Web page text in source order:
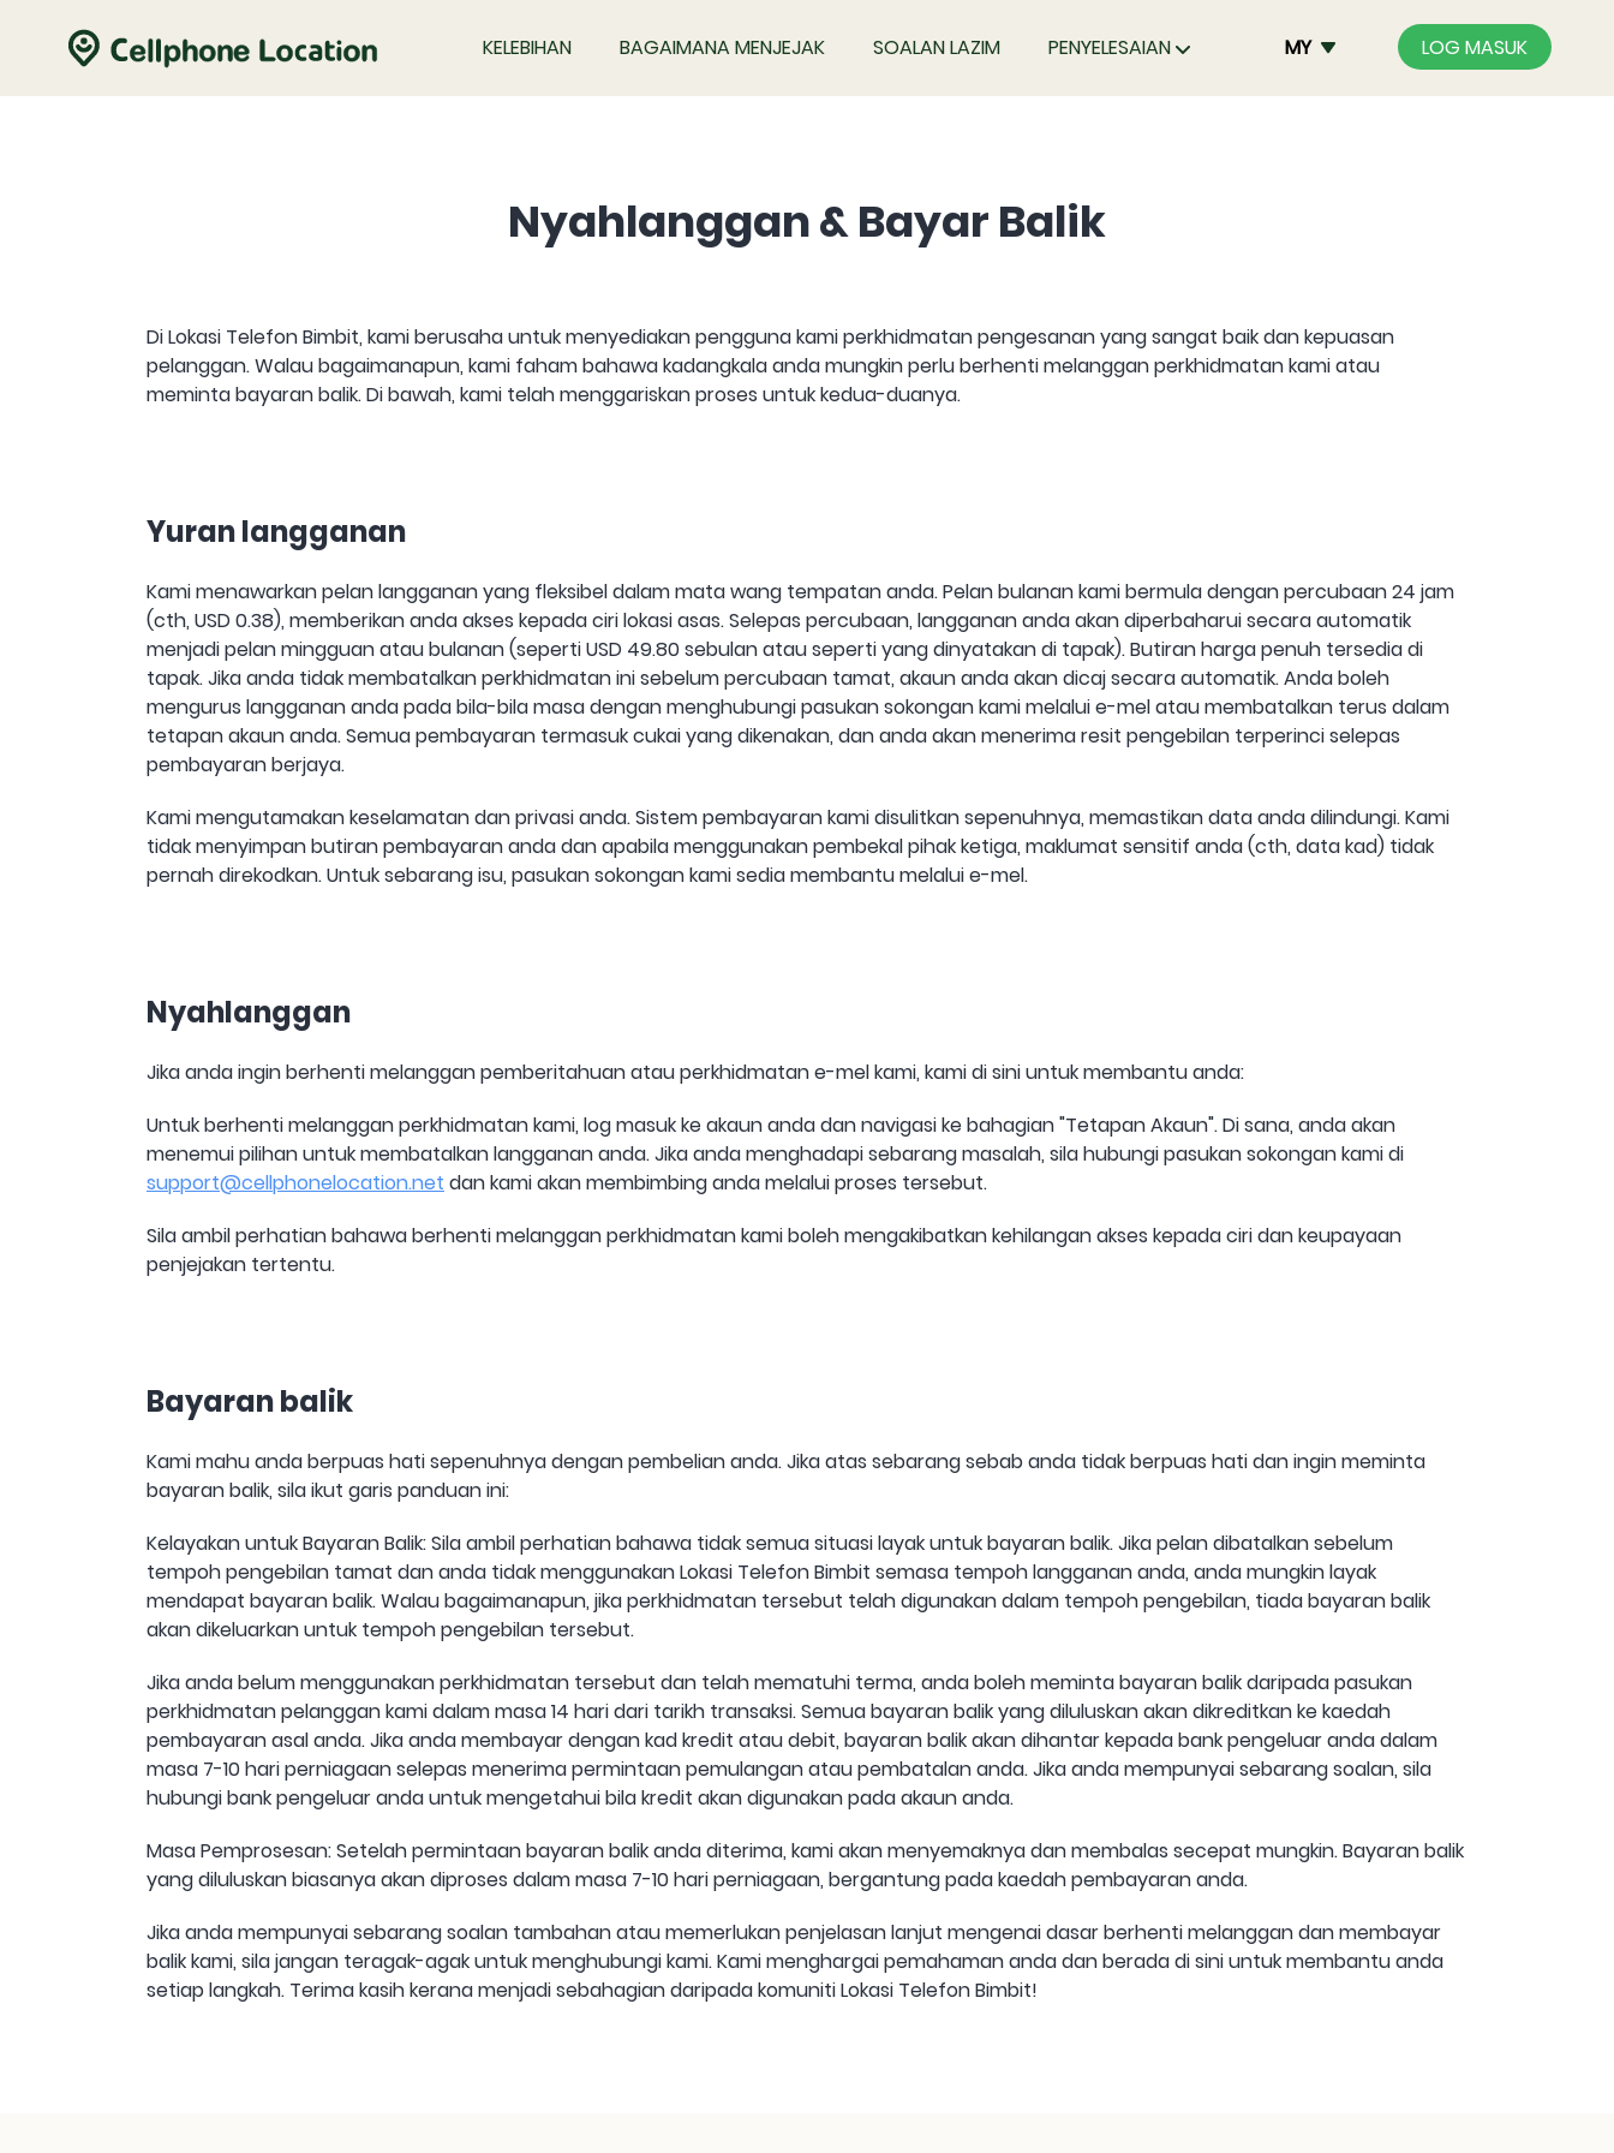
MY LOG MASUK
KELEBIHAN BAGAIMANA MENJEJAK SOALAN LAZIM PENYELESAIAN
Nyahlanggan & Bayar Balik
Di Lokasi Telefon Bimbit, kami berusaha untuk menyediakan pengguna kami perkhidmatan pengesanan yang sangat baik dan kepuasan
pelanggan. Walau bagaimanapun, kami faham bahawa kadangkala anda mungkin perlu berhenti melanggan perkhidmatan kami atau
meminta bayaran balik. Di bawah, kami telah menggariskan proses untuk kedua-duanya.
Yuran langganan
Kami menawarkan pelan langganan yang fleksibel dalam mata wang tempatan anda. Pelan bulanan kami bermula dengan percubaan 24 jam
(cth, USD 0.38), memberikan anda akses kepada ciri lokasi asas. Selepas percubaan, langganan anda akan diperbaharui secara automatik
menjadi pelan mingguan atau bulanan (seperti USD 49.80 sebulan atau seperti yang dinyatakan di tapak). Butiran harga penuh tersedia di
tapak. Jika anda tidak membatalkan perkhidmatan ini sebelum percubaan tamat, akaun anda akan dicaj secara automatik. Anda boleh
mengurus langganan anda pada bila-bila masa dengan menghubungi pasukan sokongan kami melalui e-mel atau membatalkan terus dalam
tetapan akaun anda. Semua pembayaran termasuk cukai yang dikenakan, dan anda akan menerima resit pengebilan terperinci selepas
pembayaran berjaya.
Kami mengutamakan keselamatan dan privasi anda. Sistem pembayaran kami disulitkan sepenuhnya, memastikan data anda dilindungi. Kami
tidak menyimpan butiran pembayaran anda dan apabila menggunakan pembekal pihak ketiga, maklumat sensitif anda (cth, data kad) tidak
pernah direkodkan. Untuk sebarang isu, pasukan sokongan kami sedia membantu melalui e-mel.
Nyahlanggan
Jika anda ingin berhenti melanggan pemberitahuan atau perkhidmatan e-mel kami, kami di sini untuk membantu anda:
Untuk berhenti melanggan perkhidmatan kami, log masuk ke akaun anda dan navigasi ke bahagian "Tetapan Akaun". Di sana, anda akan
menemui pilihan untuk membatalkan langganan anda. Jika anda menghadapi sebarang masalah, sila hubungi pasukan sokongan kami di
support@cellphonelocation.net dan kami akan membimbing anda melalui proses tersebut.
Sila ambil perhatian bahawa berhenti melanggan perkhidmatan kami boleh mengakibatkan kehilangan akses kepada ciri dan keupayaan
penjejakan tertentu.
Bayaran balik
Kami mahu anda berpuas hati sepenuhnya dengan pembelian anda. Jika atas sebarang sebab anda tidak berpuas hati dan ingin meminta
bayaran balik, sila ikut garis panduan ini:
Kelayakan untuk Bayaran Balik: Sila ambil perhatian bahawa tidak semua situasi layak untuk bayaran balik. Jika pelan dibatalkan sebelum
tempoh pengebilan tamat dan anda tidak menggunakan Lokasi Telefon Bimbit semasa tempoh langganan anda, anda mungkin layak
mendapat bayaran balik. Walau bagaimanapun, jika perkhidmatan tersebut telah digunakan dalam tempoh pengebilan, tiada bayaran balik
akan dikeluarkan untuk tempoh pengebilan tersebut.
Jika anda belum menggunakan perkhidmatan tersebut dan telah mematuhi terma, anda boleh meminta bayaran balik daripada pasukan
perkhidmatan pelanggan kami dalam masa 14 hari dari tarikh transaksi. Semua bayaran balik yang diluluskan akan dikreditkan ke kaedah
pembayaran asal anda. Jika anda membayar dengan kad kredit atau debit, bayaran balik akan dihantar kepada bank pengeluar anda dalam
masa 7-10 hari perniagaan selepas menerima permintaan pemulangan atau pembatalan anda. Jika anda mempunyai sebarang soalan, sila
hubungi bank pengeluar anda untuk mengetahui bila kredit akan digunakan pada akaun anda.
Masa Pemprosesan: Setelah permintaan bayaran balik anda diterima, kami akan menyemaknya dan membalas secepat mungkin. Bayaran balik
yang diluluskan biasanya akan diproses dalam masa 7-10 hari perniagaan, bergantung pada kaedah pembayaran anda.
Jika anda mempunyai sebarang soalan tambahan atau memerlukan penjelasan lanjut mengenai dasar berhenti melanggan dan membayar
balik kami, sila jangan teragak-agak untuk menghubungi kami. Kami menghargai pemahaman anda dan berada di sini untuk membantu anda
setiap langkah. Terima kasih kerana menjadi sebahagian daripada komuniti Lokasi Telefon Bimbit!